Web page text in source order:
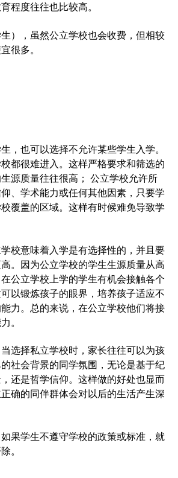
走近加拿大
统
保险
地图
程度往往也比较高。
），虽然公立学校也会收费，但相较
很多。
，也可以选择不允许某些学生入学。
都很难进入。这样严格要求和筛选的
源质量往往很高； 公立学校允许所
、学术能力或任何其他因素，只要学
覆盖的区域。这样有时候难免导致学
校意味着入学是有选择性的，并且要
。因为公立学校的学生生源质量从高
公立学校上学的学生有机会接触各个
以锻炼孩子的眼界，培养孩子适应不
力。总的来说，在公立学校他们将接
。
选择私立学校时，家长往往可以为孩
社会背景的同学氛围，无论是基于纪
还是哲学信仰。这样做的好处也显而
确的同伴群体会对以后的生活产生深
果学生不遵守学校的政策或标准，就
。